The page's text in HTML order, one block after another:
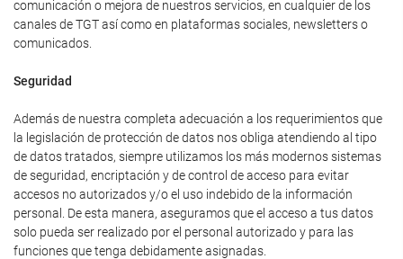
comunicación o mejora de nuestros servicios, en cualquier de los
canales de TGT así como en plataformas sociales, newsletters o
comunicados.
Seguridad
Además de nuestra completa adecuación a los requerimientos que
la legislación de protección de datos nos obliga atendiendo al tipo
de datos tratados, siempre utilizamos los más modernos sistemas
de seguridad, encriptación y de control de acceso para evitar
accesos no autorizados y/o el uso indebido de la información
personal. De esta manera, aseguramos que el acceso a tus datos
solo pueda ser realizado por el personal autorizado y para las
funciones que tenga debidamente asignadas.